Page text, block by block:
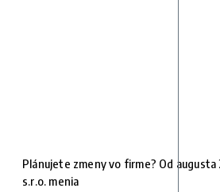
Plánujete zmeny vo firme? Od
s.r.o. menia